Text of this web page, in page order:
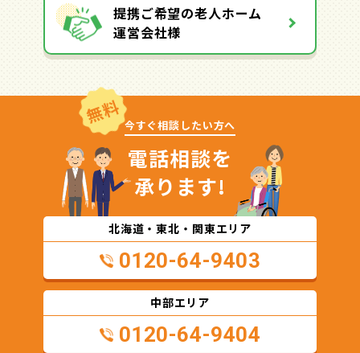
提携ご希望の老人ホーム
運営会社様
無料 今すぐ相談したい方へ
電話相談を
承ります!
北海道・東北・関東エリア
0120-64-9403
中部エリア
0120-64-9404